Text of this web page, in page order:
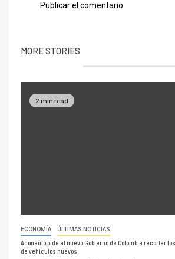
MORE STORIES
2 min read
ECONOMÍA ÚLTIMAS NOTICIAS
Aconauto pide al nuevo Gobierno de Colombia recortar
de vehículos nuevos